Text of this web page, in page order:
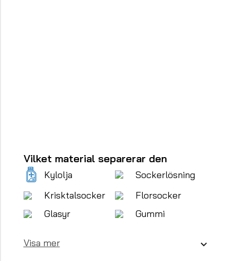
Vilket material separerar den
Kylolja
Sockerlösning
Krisktalsocker
Florsocker
Glasyr
Gummi
Visa mer